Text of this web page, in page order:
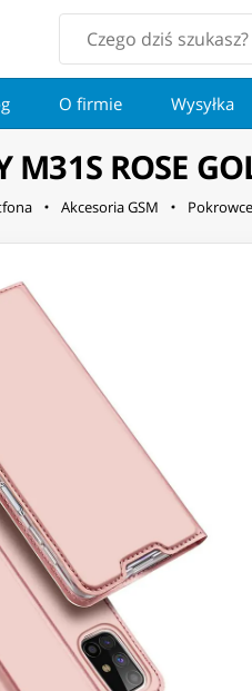
O firmie Wysyłka
M31S ROSE
Akcesoria GSM